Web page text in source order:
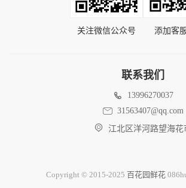
关注微信公众号 添加客
联系我们
13996270037
31563407@qq.com
江北区洋河路望海花
Copyright © 2015-2025 百花园鲜花